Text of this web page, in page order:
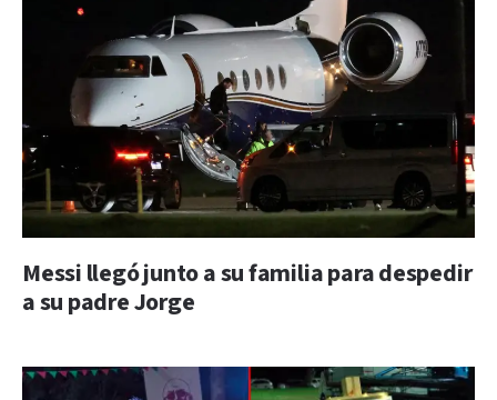
Messi llegó junto a su familia para despedir
a su padre Jorge